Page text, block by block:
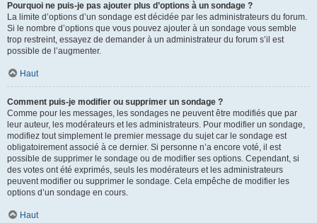
Pourquoi ne puis-je pas ajouter plus d’options à un sondage ?
La limite d’options d’un sondage est décidée par les administrateurs du forum.
Si le nombre d’options que vous pouvez ajouter à un sondage vous semble
trop restreint, essayez de demander à un administrateur du forum s’il est
possible de l’augmenter.
Haut
Comment puis-je modifier ou supprimer un sondage ?
Comme pour les messages, les sondages ne peuvent être modifiés que par
leur auteur, les modérateurs et les administrateurs. Pour modifier un sondage,
modifiez tout simplement le premier message du sujet car le sondage est
obligatoirement associé à ce dernier. Si personne n’a encore voté, il est
possible de supprimer le sondage ou de modifier ses options. Cependant, si
des votes ont été exprimés, seuls les modérateurs et les administrateurs
peuvent modifier ou supprimer le sondage. Cela empêche de modifier les
options d’un sondage en cours.
Haut